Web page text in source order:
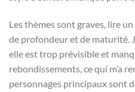
Les thèmes sont graves, lire
de profondeur et de maturité.
elle est trop prévisible et
rebondissements, ce qui m’a
personnages principaux sont